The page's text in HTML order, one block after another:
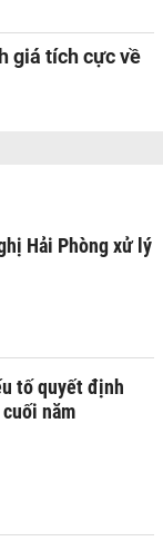
giá tích cực về
Hải Phòng xử lý
tố quyết định
năm